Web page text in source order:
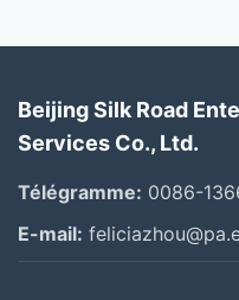
Beijing Silk Road
Services Co., Ltd.
Télégramme: 0086-
E-mail: